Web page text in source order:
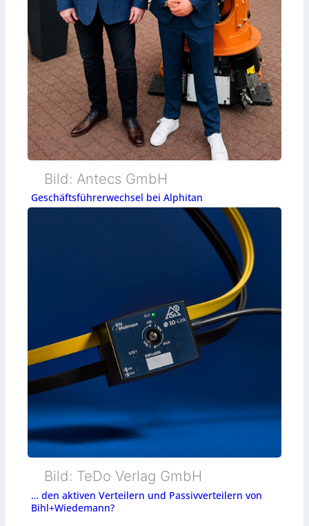
Bild: Antecs GmbH
Geschäftsführerwechsel bei Alphitan
Bild: TeDo Verlag GmbH
… den aktiven Verteilern und Passivverteilern von
Bihl+Wiedemann?